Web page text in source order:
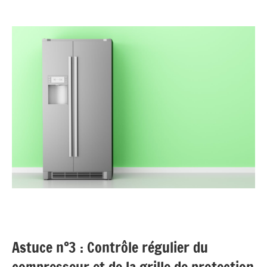
Astuce n°3 : Contrôle régulier du